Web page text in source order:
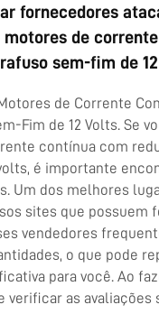
fornecedores
de
sem-fim de
de Corrente
Fim de 12 Volts. Se
contínua com
é importante
Um dos melhores
sites que possuem
vendedores
o que pode
para você. Ao
verificar as avaliações